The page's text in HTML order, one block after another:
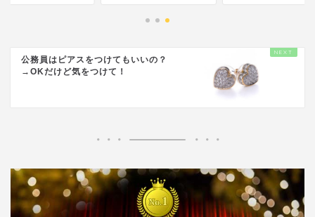
公務員はピアスをつけてもいいの？
→OKだけど気をつけて！